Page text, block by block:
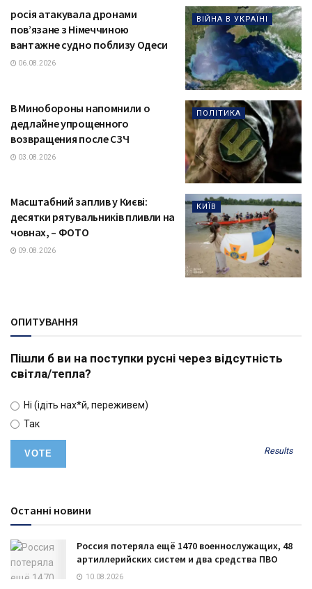
ВІЙНА В УКРАЇНІ
росія атакувала дронами
пов’язане з Німеччиною
вантажне судно поблизу Одеси
06.08.2026
ПОЛІТИКА
В Минобороны напомнили о
дедлайне упрощенного
возвращения после СЗЧ
03.08.2026
КИЇВ
Масштабний заплив у Києві:
десятки рятувальників пливли на
човнах, – ФОТО
09.08.2026
ОПИТУВАННЯ
Пішли б ви на поступки русні через відсутність
світла/тепла?
Ні (ідіть нах*й, переживем)
Так
Results
Останні новини
Россия потеряла ещё 1470 военнослужащих, 48
артиллерийских систем и два средства ПВО
10.08.2026